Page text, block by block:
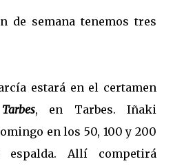
de semana tenemos tres
estará en el certamen
, en Tarbes. Iñaki
en los 50, 100 y 200
Allí competirá